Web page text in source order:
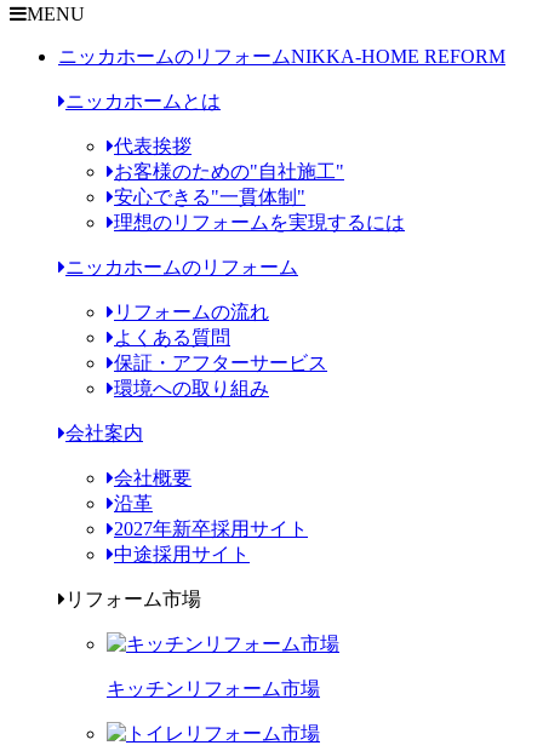
MENU
ニッカホームのリフォームNIKKA-HOME REFORM
ニッカホームとは
代表挨拶
お客様のための"自社施工"
安心できる"一貫体制"
理想のリフォームを実現するには
ニッカホームのリフォーム
リフォームの流れ
よくある質問
保証・アフターサービス
環境への取り組み
会社案内
会社概要
沿革
2027年新卒採用サイト
中途採用サイト
リフォーム市場
キッチンリフォーム市場